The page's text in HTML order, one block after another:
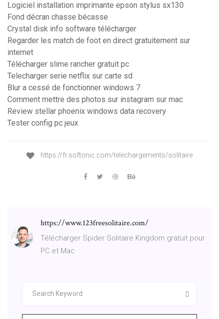
Logiciel installation imprimante epson stylus sx130
Fond décran chasse bécasse
Crystal disk info software télécharger
Regarder les match de foot en direct gratuitement sur
internet
Télécharger slime rancher gratuit pc
Telecharger serie netflix sur carte sd
Blur a cessé de fonctionner windows 7
Comment mettre des photos sur instagram sur mac
Review stellar phoenix windows data recovery
Tester config pc jeux
https://fr.softonic.com/telechargements/solitaire
https://www.123freesolitaire.com/
Télécharger Spider Solitaire Kingdom gratuit pour
PC et Mac